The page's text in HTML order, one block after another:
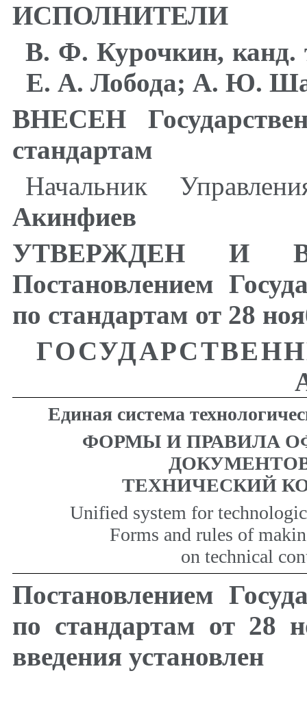
ИСПОЛНИТЕЛИ
В. Ф. Курочкин, канд.
Е. А. Лобода; А. Ю.
ВНЕСЕН
стандартам
Начальник
Акинфиев
УТВЕРЖДЕН И
Постановлением
по стандартам от 28
Единая система
ФОРМЫ И ПРАВИЛА
ТЕХНИЧЕСКИЙ
Unified system for
Forms and rules of
on technical
Постановлением
по стандартам от 28
введения установлен